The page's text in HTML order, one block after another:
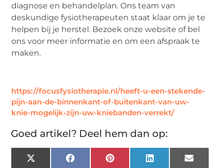
diagnose en behandelplan. Ons team van
deskundige fysiotherapeuten staat klaar om je te
helpen bij je herstel. Bezoek onze website of bel
ons voor meer informatie en om een afspraak te
maken.
https://focusfysiotherapie.nl/heeft-u-een-stekende-
pijn-aan-de-binnenkant-of-buitenkant-van-uw-
knie-mogelijk-zijn-uw-kniebanden-verrekt/
Goed artikel? Deel hem dan op:
X
FacebookPinterest LinkedIn Email